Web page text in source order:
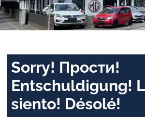
Sorry! Прости!
Entschuldigung!
siento! Désolé!